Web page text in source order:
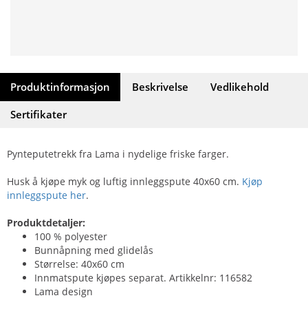
Produktinformasjon Beskrivelse
Vedlikehold
Sertifikater
Pynteputetrekk fra Lama i nydelige friske farger.
Husk å kjøpe myk og luftig innleggspute 40x60 cm. Kjøp
innleggspute her.
Produktdetaljer:
100 % polyester
Bunnåpning med glidelås
Størrelse: 40x60 cm
Innmatspute kjøpes separat. Artikkelnr: 116582
Lama design